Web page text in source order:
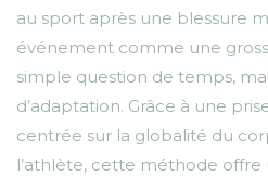
au sport après une blessure
événement comme une
simple question de temps,
d’adaptation. Grâce à une
centrée sur la globalité du
l’athlète, cette méthode